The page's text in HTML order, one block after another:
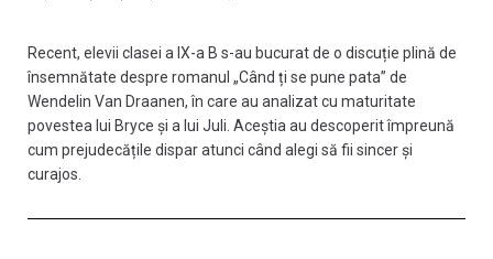
Recent, elevii clasei a IX-a B s-au bucurat de o discuție plină de
însemnătate despre romanul „Când ți se pune pata” de
Wendelin Van Draanen, în care au analizat cu maturitate
povestea lui Bryce și a lui Juli. Aceștia au descoperit împreună
cum prejudecățile dispar atunci când alegi să fii sincer și
curajos.